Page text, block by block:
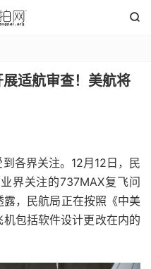

适航审查！美航将
各界关注。12月12日，民
界关注的737MAX复飞问
，民航局正在按照《中美
包括软件设计更改在内的